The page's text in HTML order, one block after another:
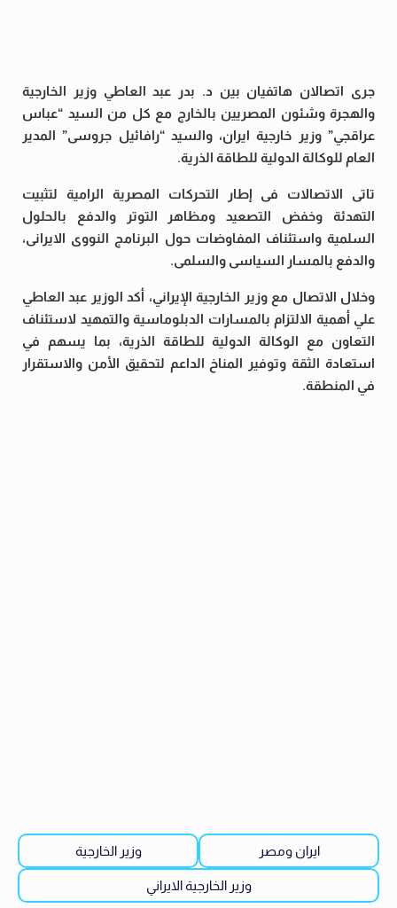
جرى اتصالان هاتفيان بين د. بدر عبد العاطي وزير الخارجية
والهجرة وشئون المصريين بالخارج مع كل من السيد “عباس
عراقجي” وزير خارجية ايران، والسيد “رافائيل جروسى” المدير
العام للوكالة الدولية للطاقة الذرية.
تاتى الاتصالات فى إطار التحركات المصرية الرامية لتثبيت
التهدئة وخفض التصعيد ومظاهر التوتر والدفع بالحلول
السلمية واستئناف المفاوضات حول البرنامج النووى الايرانى،
والدفع بالمسار السياسى والسلمى.
وخلال الاتصال مع وزير الخارجية الإيراني، أكد الوزير عبد العاطي
علي أهمية الالتزام بالمسارات الدبلوماسية والتمهيد لاستئناف
التعاون مع الوكالة الدولية للطاقة الذرية، بما يسهم في
استعادة الثقة وتوفير المناخ الداعم لتحقيق الأمن والاستقرار
في المنطقة.
ايران ومصر وزير الخارجية
وزير الخارجية الايراني